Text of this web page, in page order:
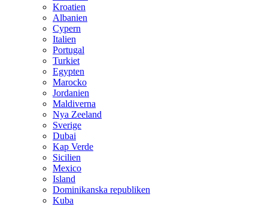
Kroatien
Albanien
Cypern
Italien
Portugal
Turkiet
Egypten
Marocko
Jordanien
Maldiverna
Nya Zeeland
Sverige
Dubai
Kap Verde
Sicilien
Mexico
Island
Dominikanska republiken
Kuba